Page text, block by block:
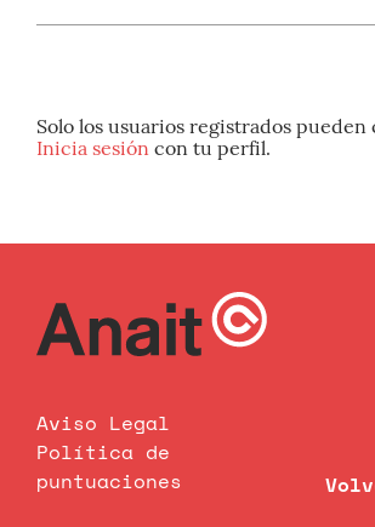
Solo los usuarios registrados
Inicia sesión con tu perfil.
Aviso Legal
Política de
puntuaciones